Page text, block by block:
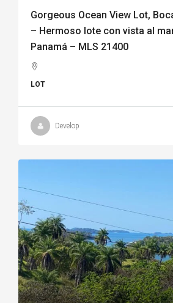
Gorgeous Ocean View Lot,
– Hermoso lote con vista al
Panamá – MLS 21400
LOT
Develop